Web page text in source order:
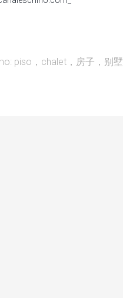
piso，chalet，房子，别墅